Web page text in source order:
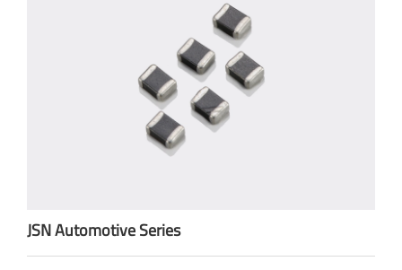
JSN Automotive Series